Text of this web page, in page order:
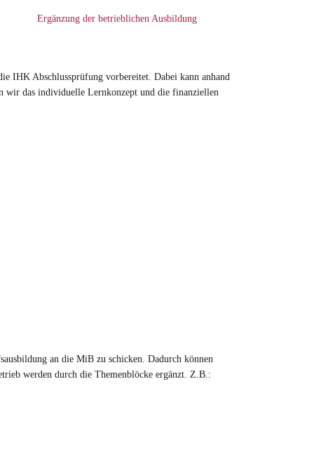
Ergänzung der betrieblichen Ausbildung
IHK Abschlussprüfung vorbereitet. Dabei kann anhand
wir das individuelle Lernkonzept und die finanziellen
an die MiB zu schicken. Dadurch können
werden durch die Themenblöcke ergänzt. Z.B.: